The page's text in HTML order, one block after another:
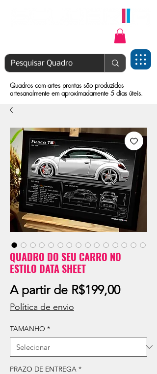
Quadros com artes prontas são produzidos
artesanalmente em aproximadamente 5 dias úteis.
QUADRO DO SEU CARRO NO
ESTILO DATA SHEET
A partir de R$199,00Preço
Política de envio
TAMANHO *
PRAZO DE ENTREGA *